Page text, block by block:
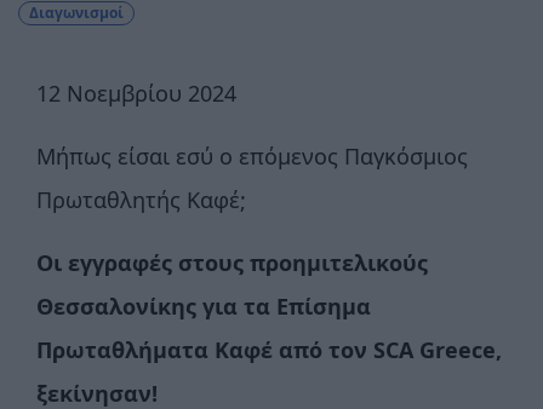
Διαγωνισμοί
12 Νοεμβρίου 2024
Μήπως είσαι εσύ ο επόμενος Παγκόσμιος
Πρωταθλητής Καφέ;
Οι εγγραφές στους προημιτελικούς
Θεσσαλονίκης για τα Επίσημα
Πρωταθλήματα Καφέ από τον SCA Greece,
ξεκίνησαν!